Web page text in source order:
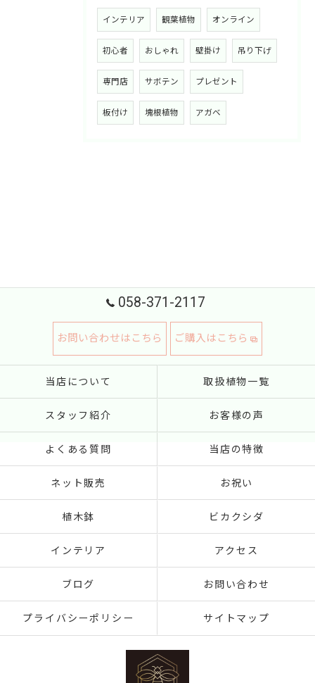
インテリア 観葉植物 オンライン
初心者 おしゃれ 壁掛け 吊り下げ
専門店 サボテン プレゼント
板付け 塊根植物 アガベ
058-371-2117
お問い合わせはこちら ご購入はこちら
当店について 取扱植物一覧
スタッフ紹介 お客様の声
よくある質問 当店の特徴
ネット販売 お祝い
植木鉢 ビカクシダ
インテリア アクセス
ブログ お問い合わせ
プライバシーポリシー サイトマップ